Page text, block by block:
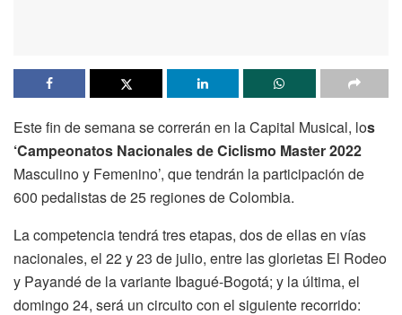
Este fin de semana se correrán en la Capital Musical, los
‘Campeonatos Nacionales de Ciclismo Master 2022
Masculino y Femenino’, que tendrán la participación de
600 pedalistas de 25 regiones de Colombia.
La competencia tendrá tres etapas, dos de ellas en vías
nacionales, el 22 y 23 de julio, entre las glorietas El Rodeo
y Payandé de la variante Ibagué-Bogotá; y la última, el
domingo 24, será un circuito con el siguiente recorrido: